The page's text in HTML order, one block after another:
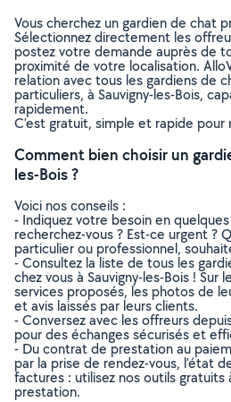
Vous cherchez un gardien de chat
Sélectionnez directement les
postez votre demande auprès de
proximité de votre localisation.
relation avec tous les gardiens de
particuliers, à Sauvigny-les-Bois,
rapidement.
C’est gratuit, simple et rapide
Comment bien choisir un
les-Bois ?
Voici nos conseils :
- Indiquez votre besoin en
recherchez-vous ? Est-ce urgent ?
particulier ou professionnel,
- Consultez la liste de tous les
chez vous à Sauvigny-les-Bois ! Sur
services proposés, les photos de
et avis laissés par leurs clients.
- Conversez avec les offreurs
pour des échanges sécurisés et
- Du contrat de prestation au
par la prise de rendez-vous, l’état
factures : utilisez nos outils
prestation.